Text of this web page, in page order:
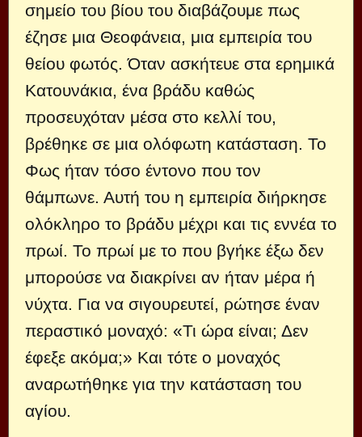
σημείο του βίου του διαβάζουμε πως
έζησε μια Θεοφάνεια, μια εμπειρία του
θείου φωτός. Όταν ασκήτευε στα ερημικά
Κατουνάκια, ένα βράδυ καθώς
προσευχόταν μέσα στο κελλί του,
βρέθηκε σε μια ολόφωτη κατάσταση. Το
Φως ήταν τόσο έντονο που τον
θάμπωνε. Αυτή του η εμπειρία διήρκησε
ολόκληρο το βράδυ μέχρι και τις εννέα το
πρωί. Το πρωί με το που βγήκε έξω δεν
μπορούσε να διακρίνει αν ήταν μέρα ή
νύχτα. Για να σιγουρευτεί, ρώτησε έναν
περαστικό μοναχό: «Τι ώρα είναι; Δεν
έφεξε ακόμα;» Και τότε ο μοναχός
αναρωτήθηκε για την κατάσταση του
αγίου.